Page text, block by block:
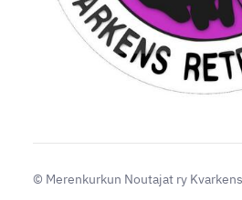
© Merenkurkun Noutajat ry